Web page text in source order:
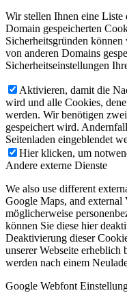
Wir stellen Ihnen eine Liste
Domain gespeicherten
Sicherheitsgründen
von anderen Domains
Sicherheitseinstellungen
Aktivieren, damit die
wird und alle Cookies,
werden. Wir benötigen
gespeichert wird.
Seitenladen eingeblendet
Hier klicken, um
Andere externe Dienste
We also use different
Google Maps, and
möglicherweise
können Sie diese hier
Deaktivierung dieser
unserer Webseite
werden nach einem
Google Webfont